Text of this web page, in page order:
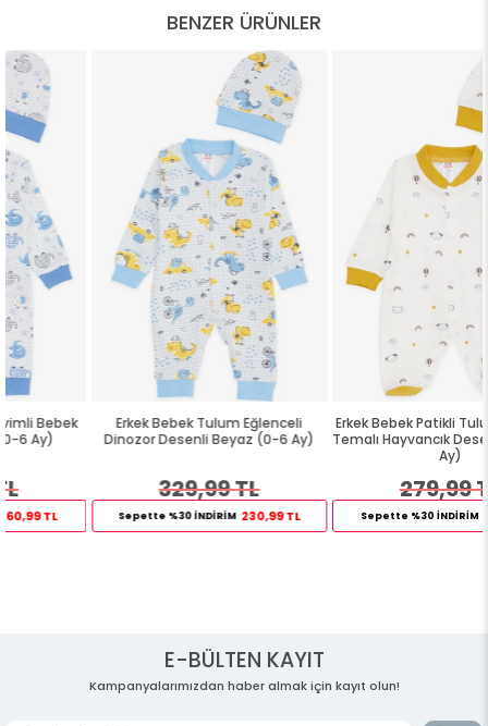
BENZER ÜRÜNLER
Erkek Bebek Tulum Eğlenceli
Dinozor Desenli Beyaz (0-6 Ay)
329,99 TL
Sepette %30 İNDİRİM 230,99 TL
Erkek Bebek Patikli Tulum Gökyüzü
Temalı Hayvancık Desenli Ekru (0-
279,99 TL
Sepette %30 İNDİRİM 195,99 TL
E-BÜLTEN KAYIT
Kampanyalarımızdan haber almak için kayıt olun!